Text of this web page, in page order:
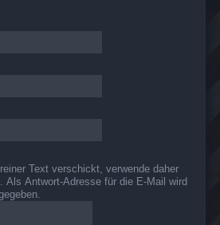
Text verschickt, verwende daher
Als Antwort-Adresse für die E-Mail wird